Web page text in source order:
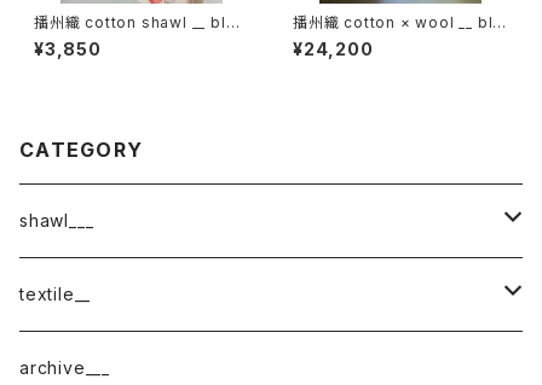
播州織 cotton shawl __ bloc
k 120
¥3,850
播州織 cotton × wool __ blo
ck 220-120 埋火GK
¥24,200
CATEGORY
shawl___
cotton
border
cotton × wool
textile__
織物
archive___